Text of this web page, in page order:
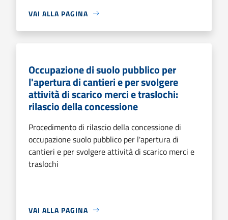
VAI ALLA PAGINA
Occupazione di suolo pubblico per
l'apertura di cantieri e per svolgere
attività di scarico merci e traslochi:
rilascio della concessione
Procedimento di rilascio della concessione di
occupazione suolo pubblico per l'apertura di
cantieri e per svolgere attività di scarico merci e
traslochi
VAI ALLA PAGINA